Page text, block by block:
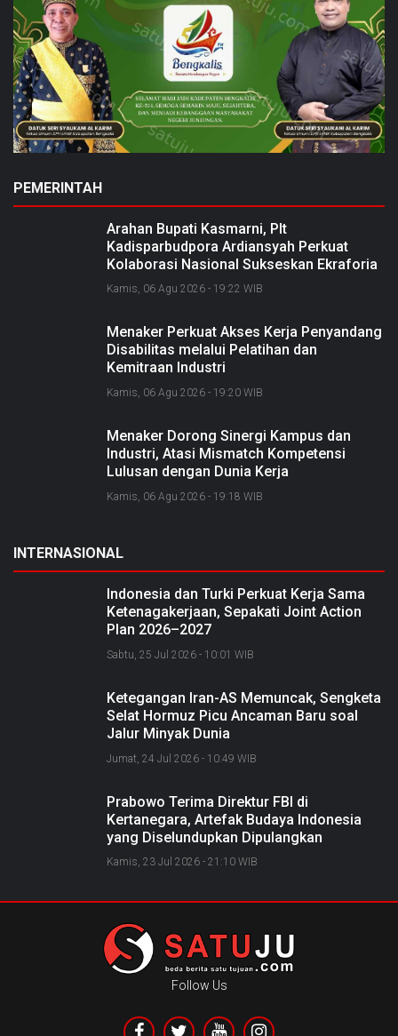
PEMERINTAH
Arahan Bupati Kasmarni, Plt
Kadisparbudpora Ardiansyah Perkuat
Kolaborasi Nasional Sukseskan Ekraforia
2026 dan Bangun Bengkalis sebagai
Kabupaten Kreatif
Kamis, 06 Agu 2026 - 19:22 WIB
Menaker Perkuat Akses Kerja Penyandang
Disabilitas melalui Pelatihan dan
Kemitraan Industri
Kamis, 06 Agu 2026 - 19:20 WIB
Menaker Dorong Sinergi Kampus dan
Industri, Atasi Mismatch Kompetensi
Lulusan dengan Dunia Kerja
Kamis, 06 Agu 2026 - 19:18 WIB
INTERNASIONAL
Indonesia dan Turki Perkuat Kerja Sama
Ketenagakerjaan, Sepakati Joint Action
Plan 2026–2027
Sabtu, 25 Jul 2026 - 10:01 WIB
Ketegangan Iran-AS Memuncak, Sengketa
Selat Hormuz Picu Ancaman Baru soal
Jalur Minyak Dunia
Jumat, 24 Jul 2026 - 10:49 WIB
Prabowo Terima Direktur FBI di
Kertanegara, Artefak Budaya Indonesia
yang Diselundupkan Dipulangkan
Kamis, 23 Jul 2026 - 21:10 WIB
Follow Us